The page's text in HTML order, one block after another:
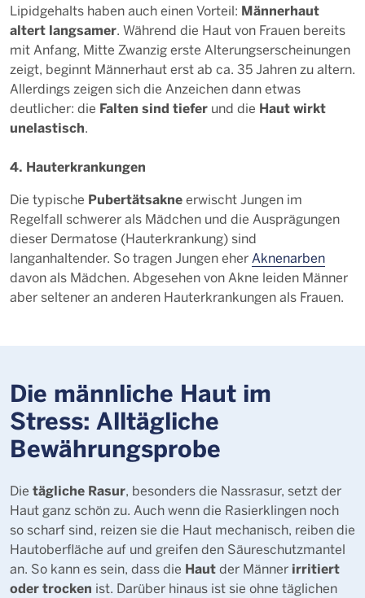
Lipidgehalts haben auch einen Vorteil: Männerhaut
altert langsamer. Während die Haut von Frauen bereits
mit Anfang, Mitte Zwanzig erste Alterungserscheinungen
zeigt, beginnt Männerhaut erst ab ca. 35 Jahren zu altern.
Allerdings zeigen sich die Anzeichen dann etwas
deutlicher: die Falten sind tiefer und die Haut wirkt
unelastisch.
4. Hauterkrankungen
Die typische Pubertätsakneerwischt Jungen im
Regelfall schwerer als Mädchen und die Ausprägungen
dieser Dermatose (Hauterkrankung) sind
langanhaltender. So tragen Jungen eher Aknenarben
davon als Mädchen. Abgesehen von Akne leiden Männer
aber seltener an anderen Hauterkrankungen als Frauen.
Die männliche Haut im
Stress: Alltägliche
Bewährungsprobe
Die tägliche Rasur, besonders die Nassrasur, setzt der
Haut ganz schön zu. Auch wenn die Rasierklingen noch
so scharf sind, reizen sie die Haut mechanisch, reiben die
Hautoberfläche auf und greifen den Säureschutzmantel
an. So kann es sein, dass die Hautder Männer irritiert
oder trocken ist. Darüber hinaus ist sie ohne täglichen